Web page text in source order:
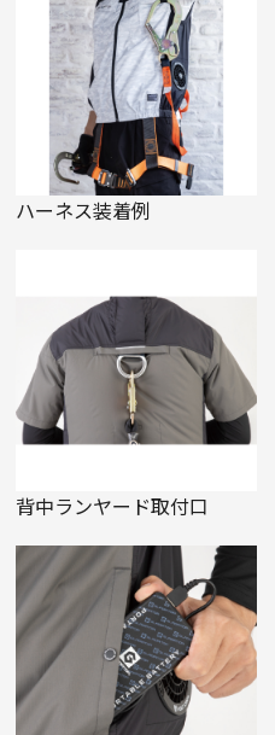
ハーネス装着例
背中ランヤード取付口